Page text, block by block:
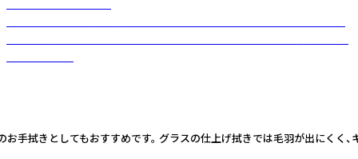
きとしてもおすすめです。 グラスの仕上げ拭きでは毛羽が出にく